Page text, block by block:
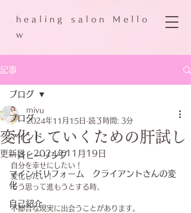
h e a l i n g s a l o n M e l l o
w
記事
ブログ
マインド
一斉ヒーリング
マインドリフォーム クライアントさんの変
化
自己紹介
ブログ
変化していくための肝試し
miyu
2024年11月15日 読了時間: 3分
更新日：2024年11月19日
自分を幸せにしたい！
変化したい！
そう思って進もうとする時、
不都合な現実に出会うことがあります。